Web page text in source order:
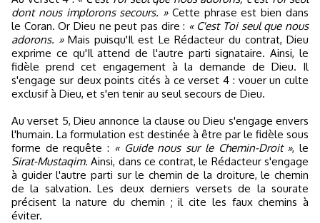
dont nous implorons secours. »Cette phrase est bien dans
le Coran. Or Dieu ne peut pas dire : « C'est Toi seul que nous
adorons. »Mais puisqu'Il est Le Rédacteur du contrat, Dieu
exprime ce qu'Il attend de l'autre parti signataire. Ainsi, le
fidèle prend cet engagement à la demande de Dieu. Il
s'engage sur deux points cités à ce verset 4 : vouer un culte
exclusif à Dieu, et s'en tenir au seul secours de Dieu.
Au verset 5, Dieu annonce la clause ou Dieu s'engage envers
l'humain. La formulation est destinée à être par le fidèle sous
forme de requête : « Guide nous sur le Chemin-Droit », le
Sirat-Mustaqim. Ainsi, dans ce contrat, le Rédacteur s'engage
à guider l'autre parti sur le chemin de la droiture, le chemin
de la salvation. Les deux derniers versets de la sourate
précisent la nature du chemin ; il cite les faux chemins à
éviter.